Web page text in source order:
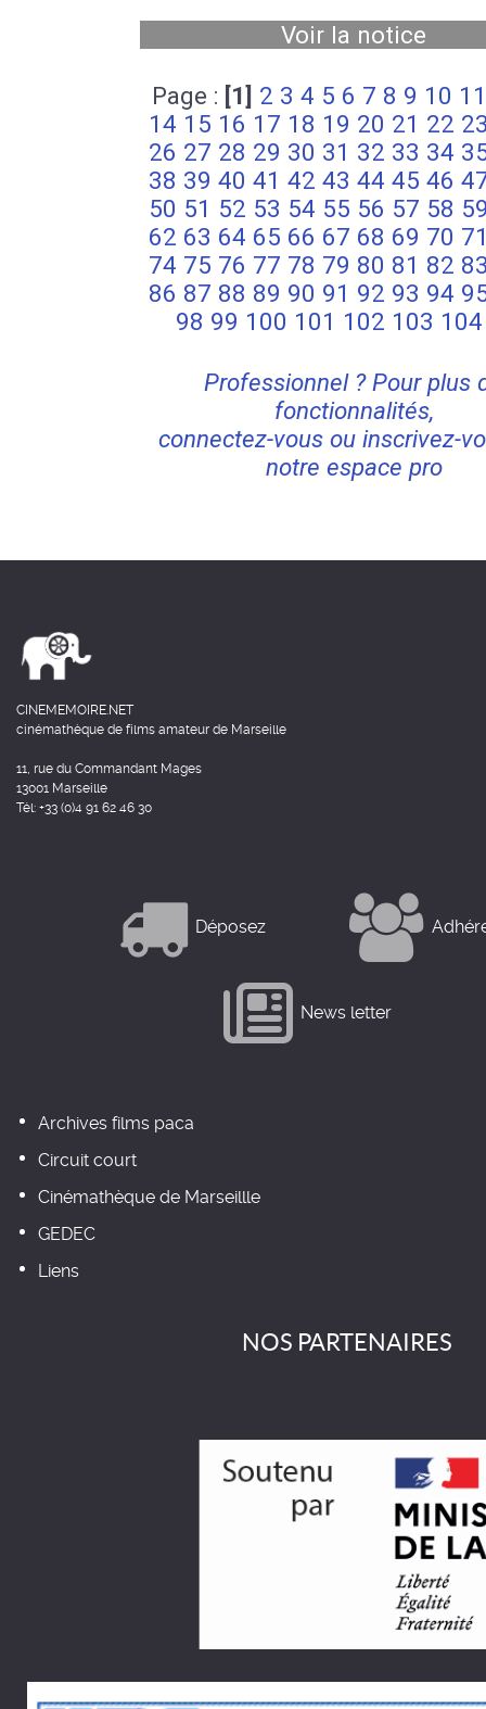
Voir la notice
Page : [1] 2 3 4 5 6 7 8 9 10 11
14 15 16 17 18 19 20 21 22
26 27 28 29 30 31 32 33 34
38 39 40 41 42 43 44 45 46
50 51 52 53 54 55 56 57 58
62 63 64 65 66 67 68 69 70
74 75 76 77 78 79 80 81 82
86 87 88 89 90 91 92 93 94
98 99 100 101 102 103 104
Professionnel ? Pour plus
fonctionnalités,
connectez-vous ou inscrivez-
notre espace pro
CINEMEMOIRE.NET
cinémathèque de films amateur de Marseille
11, rue du Commandant Mages
13001 Marseille
Tél: +33 (0)4 91 62 46 30
Déposez
News letter
Archives films paca
Circuit court
Cinémathèque de Marseillle
GEDEC
Liens
NOS PARTENAIRES